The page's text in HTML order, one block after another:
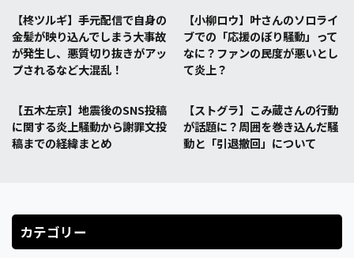
【柊ツルギ】手元配信で自身の
金髪が映り込んでしまう大事故
が発生し、悪質切り抜きがアッ
プされるなど大混乱！
【小柳ロウ】叶さんのソロライ
ブでの「応援のぼり騒動」って
なに？ファンの民度が悪いとし
て炎上？
【五木左京】地震後のSNS投稿
に関する炎上騒動から謝罪文投
稿までの経緯まとめ
【ストグラ】こみ蔵さんの行動
が話題に？周囲を巻き込んだ騒
動と「引退撤回」について
カテゴリー